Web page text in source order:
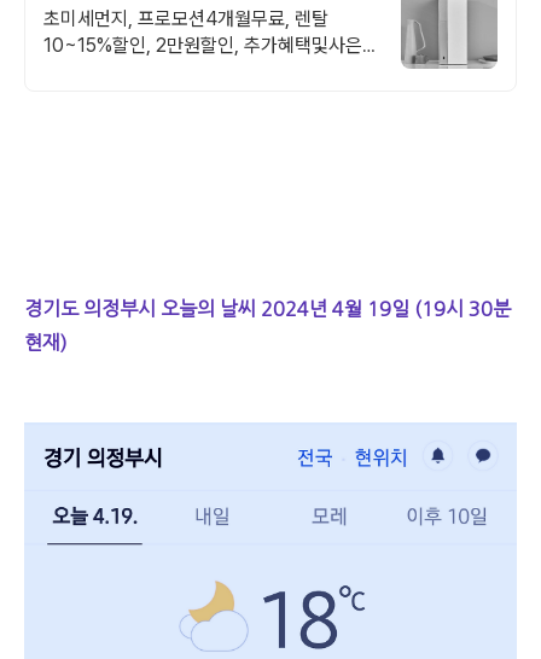
점
초미세먼지, 프로모션4개월무료, 렌탈
10~15%할인, 2만원할인, 추가혜택및사은
경기도 의정부시 오늘의 날씨 2024년 4월 19일 (19시 30분
현재)